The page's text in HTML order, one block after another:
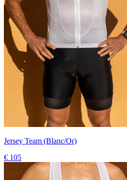
Jersey Team (Blanc/Or)
€ 105